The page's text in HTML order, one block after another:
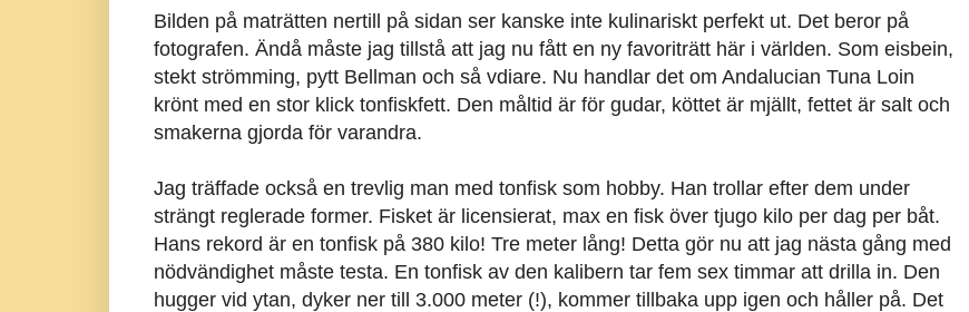
Bilden på maträtten nertill på sidan ser kanske inte kulinariskt perfekt ut. Det beror på
fotografen. Ändå måste jag tillstå att jag nu fått en ny favoriträtt här i världen. Som eisbein,
stekt strömming, pytt Bellman och så vdiare. Nu handlar det om Andalucian Tuna Loin
krönt med en stor klick tonfiskfett. Den måltid är för gudar, köttet är mjällt, fettet är salt och
smakerna gjorda för varandra.
Jag träffade också en trevlig man med tonfisk som hobby. Han trollar efter dem under
strängt reglerade former. Fisket är licensierat, max en fisk över tjugo kilo per dag per båt.
Hans rekord är en tonfisk på 380 kilo! Tre meter lång! Detta gör nu att jag nästa gång med
nödvändighet måste testa. En tonfisk av den kalibern tar fem sex timmar att drilla in. Den
hugger vid ytan, dyker ner till 3.000 meter (!), kommer tillbaka upp igen och håller på. Det